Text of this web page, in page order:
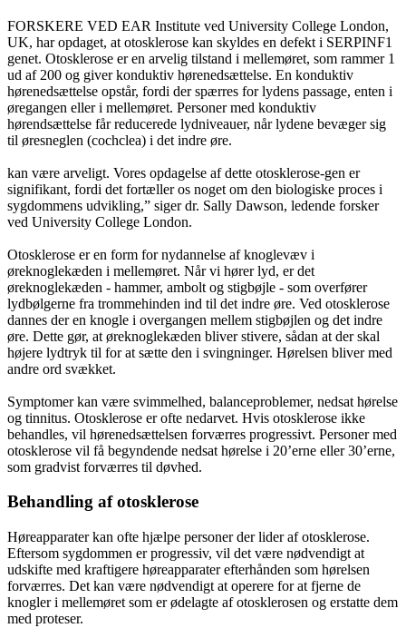
FORSKERE VED EAR Institute ved University College London,
UK, har opdaget, at otosklerose kan skyldes en defekt i SERPINF1
genet. Otosklerose er en arvelig tilstand i mellemøret, som rammer 1
ud af 200 og giver konduktiv hørenedsættelse. En konduktiv
hørenedsættelse opstår, fordi der spærres for lydens passage, enten i
øregangen eller i mellemøret. Personer med konduktiv
hørendsættelse får reducerede lydniveauer, når lydene bevæger sig
til øresneglen (cochclea) i det indre øre.
kan være arveligt. Vores opdagelse af dette otosklerose-gen er
signifikant, fordi det fortæller os noget om den biologiske proces i
sygdommens udvikling,” siger dr. Sally Dawson, ledende forsker
ved University College London.
Otosklerose er en form for nydannelse af knoglevæv i
øreknoglekæden i mellemøret. Når vi hører lyd, er det
øreknoglekæden - hammer, ambolt og stigbøjle - som overfører
lydbølgerne fra trommehinden ind til det indre øre. Ved otosklerose
dannes der en knogle i overgangen mellem stigbøjlen og det indre
øre. Dette gør, at øreknoglekæden bliver stivere, sådan at der skal
højere lydtryk til for at sætte den i svingninger. Hørelsen bliver med
andre ord svækket.
Symptomer kan være svimmelhed, balanceproblemer, nedsat hørelse
og tinnitus. Otosklerose er ofte nedarvet. Hvis otosklerose ikke
behandles, vil hørenedsættelsen forværres progressivt. Personer med
otosklerose vil få begyndende nedsat hørelse i 20’erne eller 30’erne,
som gradvist forværres til døvhed.
Behandling af otosklerose
Høreapparater kan ofte hjælpe personer der lider af otosklerose.
Eftersom sygdommen er progressiv, vil det være nødvendigt at
udskifte med kraftigere høreapparater efterhånden som hørelsen
forværres. Det kan være nødvendigt at operere for at fjerne de
knogler i mellemøret som er ødelagte af otosklerosen og erstatte dem
med proteser.